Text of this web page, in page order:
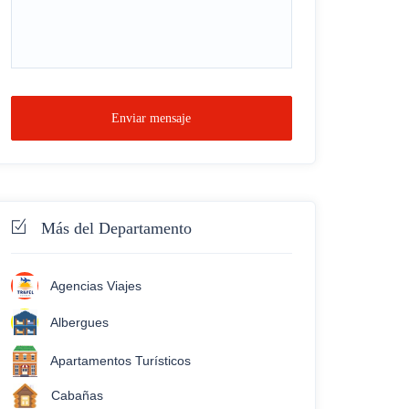
Enviar mensaje
Más del Departamento
Agencias Viajes
Albergues
Apartamentos Turísticos
Cabañas